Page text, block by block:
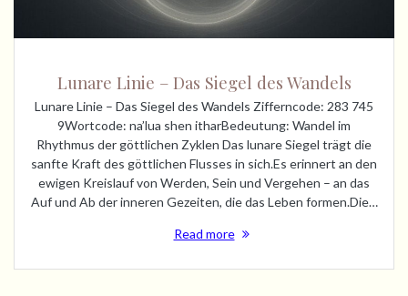
Lunare Linie – Das Siegel des Wandels
Lunare Linie – Das Siegel des Wandels Zifferncode: 283 745
9Wortcode: na’lua shen itharBedeutung: Wandel im
Rhythmus der göttlichen Zyklen Das lunare Siegel trägt die
sanfte Kraft des göttlichen Flusses in sich.Es erinnert an den
ewigen Kreislauf von Werden, Sein und Vergehen – an das
Auf und Ab der inneren Gezeiten, die das Leben formen.Die…
Read more